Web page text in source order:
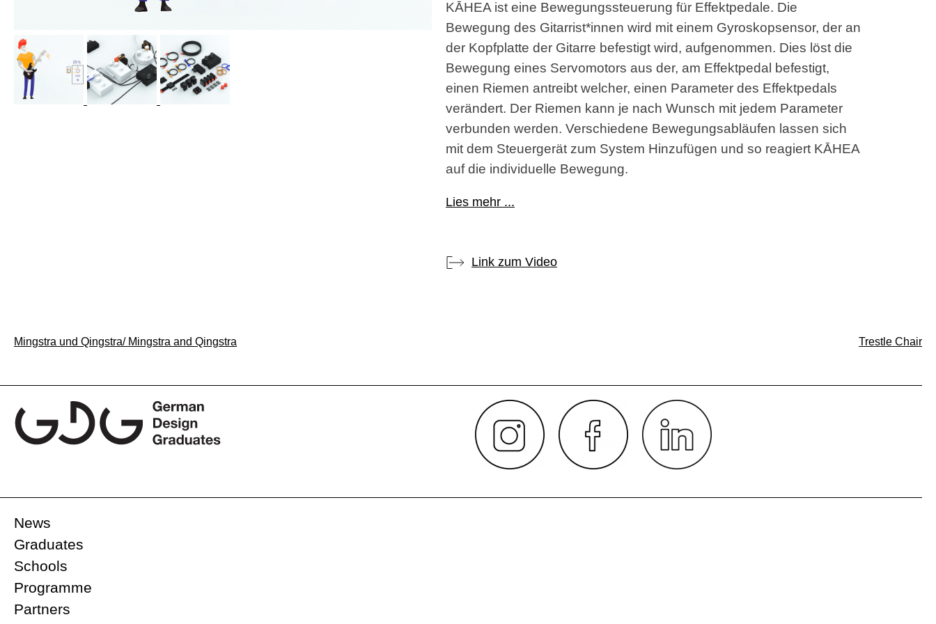
KĀHEA ist eine Bewegungssteuerung für Effektpedale. Die
Bewegung des Gitarrist*innen wird mit einem Gyroskopsensor, der an
der Kopfplatte der Gitarre befestigt wird, aufgenommen. Dies löst die
Bewegung eines Servomotors aus der, am Effektpedal befestigt,
einen Riemen antreibt welcher, einen Parameter des Effektpedals
verändert. Der Riemen kann je nach Wunsch mit jedem Parameter
verbunden werden. Verschiedene Bewegungsabläufen lassen sich
mit dem Steuergerät zum System Hinzufügen und so reagiert KĀHEA
auf die individuelle Bewegung.
Lies mehr ...
Link zum Video
Beitragsnavigation
Mingstra und Qingstra/ Mingstra and Qingstra Trestle Chair
News
Graduates
Schools
Programme
Partners